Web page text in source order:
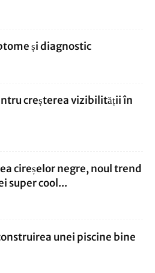
și diagnostic
creșterea vizibilității în
cireșelor negre, noul trend
super cool...
unei piscine bine